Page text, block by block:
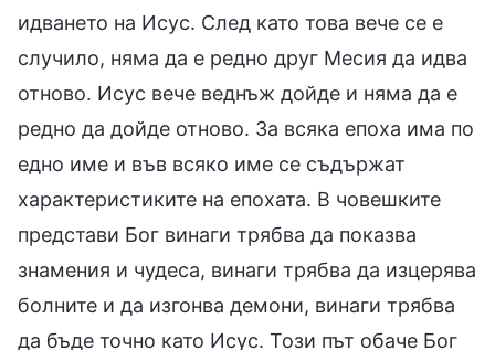
идването на Исус. След като това вече се е
случило, няма да е редно друг Месия да идва
отново. Исус вече веднъж дойде и няма да е
редно да дойде отново. За всяка епоха има по
едно име и във всяко име се съдържат
характеристиките на епохата. В човешките
представи Бог винаги трябва да показва
знамения и чудеса, винаги трябва да изцерява
болните и да изгонва демони, винаги трябва
да бъде точно като Исус. Този път обаче Бог